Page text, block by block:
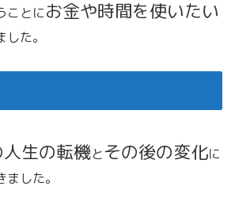
ことにお金や時間を使いたい
た。
生の転機とその後の変化に
した。